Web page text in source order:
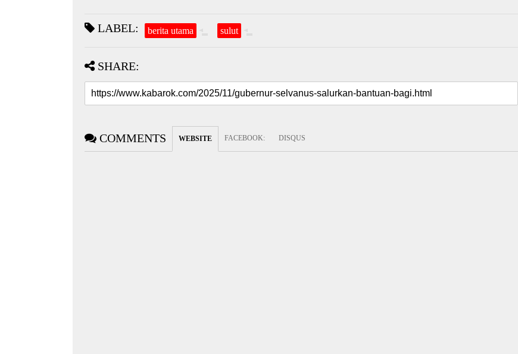
LABEL: berita utama sulut
SHARE:
COMMENTS WEBSITE FACEBOOK: DISQUS